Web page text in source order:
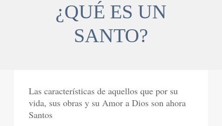
¿QUÉ ES UN
SANTO?
Las características de aquellos que por su
vida, sus obras y su Amor a Dios son ahora
Santos